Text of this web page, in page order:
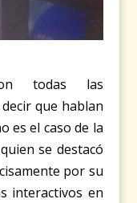
todas las
que hablan
es el caso de la
se destacó
por su
interactivos en